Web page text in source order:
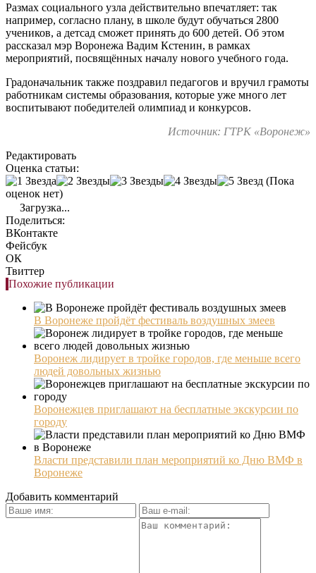
Размах социального узла действительно впечатляет: так
например, согласно плану, в школе будут обучаться 2800
учеников, а детсад сможет принять до 600 детей. Об этом
рассказал мэр Воронежа Вадим Кстенин, в рамках
мероприятий, посвящённых началу нового учебного года.
Градоначальник также поздравил педагогов и вручил грамоты
работникам системы образования, которые уже много лет
воспитывают победителей олимпиад и конкурсов.
Источник: ГТРК «Воронеж»
Редактировать
Оценка статьи:
(Пока
оценок нет)
Загрузка...
Поделиться:
ВКонтакте
Фейсбук
ОК
Твиттер
Похожие публикации
В Воронеже пройдёт фестиваль воздушных змеев
Воронеж лидирует в тройке городов, где меньше всего
людей довольных жизнью
Воронежцев приглашают на бесплатные экскурсии по
городу
Власти представили план мероприятий ко Дню ВМФ в
Воронеже
Добавить комментарий